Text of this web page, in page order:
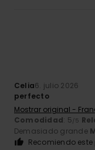
Celia6. julio 2026
perfecto
Mostrar original -
Comodidad: 5/5
Demasiado grande
Recomiendo